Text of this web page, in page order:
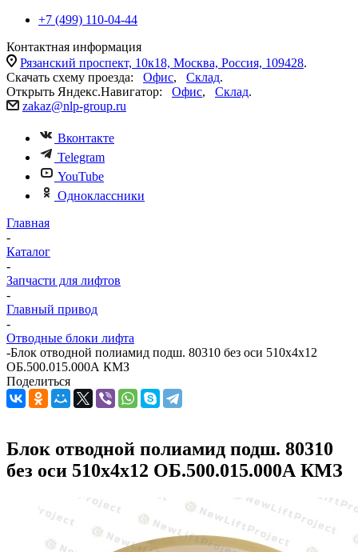
+7 (499) 110-04-44
Контактная информация
Рязанский проспект, 10к18, Москва, Россия, 109428.
Скачать схему проезда: Офис, Склад.
Открыть Яндекс.Навигатор: Офис, Склад.
zakaz@nlp-group.ru
Вконтакте
Telegram
YouTube
Одноклассники
Главная
-
Каталог
-
Запчасти для лифтов
-
Главный привод
-
Отводные блоки лифта
-Блок отводной полиамид подш. 80310 без оси 510х4х12
ОБ.500.015.000А КМЗ
Поделиться
Блок отводной полиамид подш. 80310
без оси 510х4х12 ОБ.500.015.000А КМЗ